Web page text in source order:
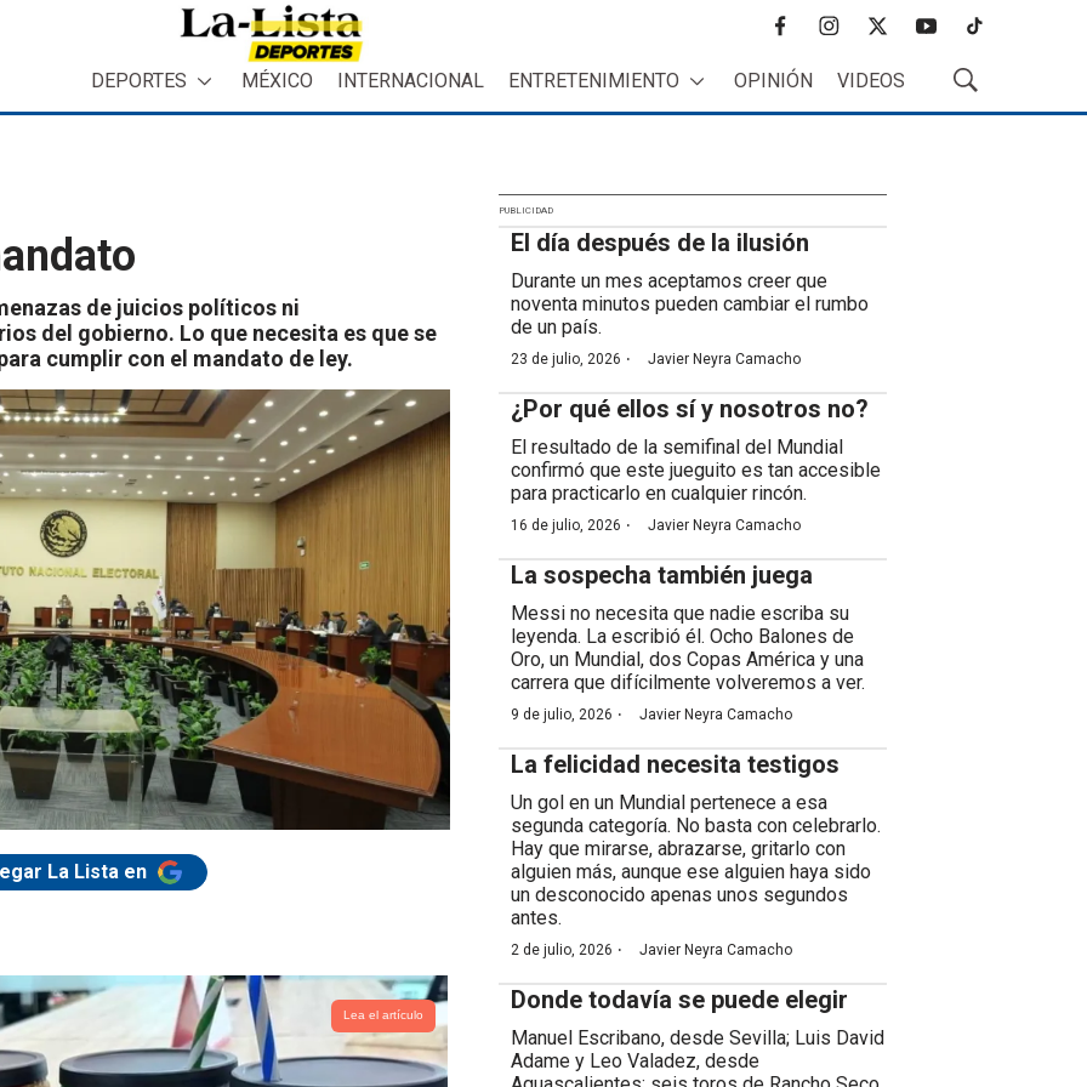
f
c
e
o
i
s
t
r
t
i
t
r
y
t
t
k
t
DEPORTES MÉXICO INTERNACIONAL ENTRETENIMIENTO OPINIÓN VIDEOS
M
o
de juicios políticos ni
del gobierno. Lo que necesita es que se
cumplir con el mandato de ley.
La Lista en
Lea el artículo
PUBLICIDAD
El día después de la ilusión
Durante un mes aceptamos creer que
noventa minutos pueden cambiar el rumbo
de un país.
23 de julio, 2026 · Javier Neyra Camacho
¿Por qué ellos sí y nosotros no?
El resultado de la semifinal del Mundial
confirmó que este jueguito es tan accesible
para practicarlo en cualquier rincón.
16 de julio, 2026 · Javier Neyra Camacho
La sospecha también juega
Messi no necesita que nadie escriba su
leyenda. La escribió él. Ocho Balones de
Oro, un Mundial, dos Copas América y una
carrera que difícilmente volveremos a ver.
9 de julio, 2026 · Javier Neyra Camacho
La felicidad necesita testigos
Un gol en un Mundial pertenece a esa
segunda categoría. No basta con celebrarlo.
Hay que mirarse, abrazarse, gritarlo con
alguien más, aunque ese alguien haya sido
un desconocido apenas unos segundos
antes.
2 de julio, 2026 · Javier Neyra Camacho
Donde todavía se puede elegir
Manuel Escribano, desde Sevilla; Luis David
Adame y Leo Valadez, desde